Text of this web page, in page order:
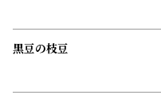
黒豆の枝豆